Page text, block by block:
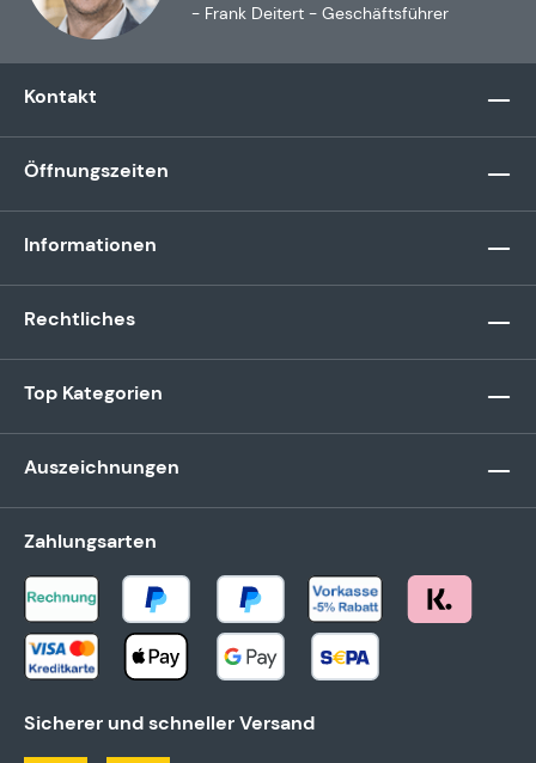
- Frank Deitert - Geschäftsführer
Kontakt
Öffnungszeiten
Informationen
Rechtliches
Top Kategorien
Auszeichnungen
Zahlungsarten
Sicherer und schneller Versand